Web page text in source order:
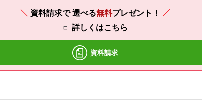
資料請求で選べる無料プレゼント！
詳しくはこちら
資料請求